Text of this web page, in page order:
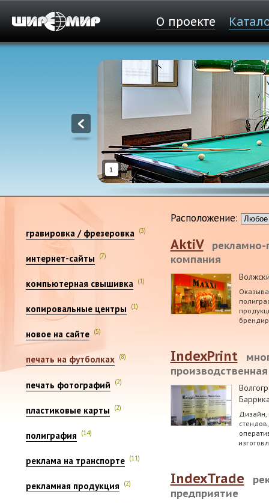
О проекте
1
гравировка / фрезеровка (3)
интернет-сайты (7)
компьютерная свышивка (1)
копировальные центры (1)
новое на сайте (5)
печать на футболках (8)
печать фотографий (2)
пластиковые карты (2)
полиграфия (14)
реклама на транспорте (11)
рекламная продукция (2)
Расположение:
AktiV
рекламно-
компания
IndexPrint
Дизайн,
IndexTrade
предприятие